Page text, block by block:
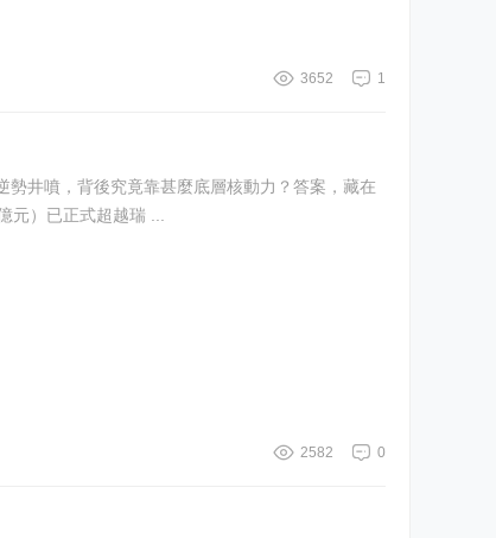
1
3652
井噴，背後究竟靠甚麼底層核動力？答案，藏在
理規模（約23萬億元）已正式超越瑞 ...
0
2582